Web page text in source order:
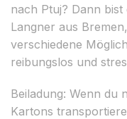
nach Ptuj? Dann
Langner aus
verschiedene
reibungslos und
Beiladung: Wenn du
Kartons